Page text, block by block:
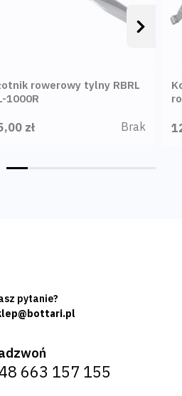
rowerowy tylny RBRL
1000R
zł Brak
pytanie?
663 157 155